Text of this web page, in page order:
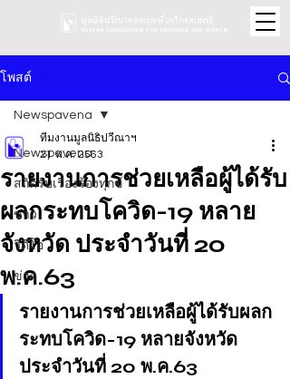
โพสต์
Newspavena
สถิติรับเรื่องร้องทุกข์
ข่าว
วิดีโอ
ข่าว
Newspavena
รายงานการช่วยเหลือผู้ได้รับ
ผลกระทบโควิด-19 หลาย
จังหวัด ประจำวันที่ 20
พ.ค.63
ทีมงานมูลนิธิปวีณาฯ
21 พ.ค. 2563
รายงานการช่วยเหลือผู้ได้รับผลก
ระทบโควิด-19 หลายจังหวัด
ประจำวันที่ 20 พ.ค.63